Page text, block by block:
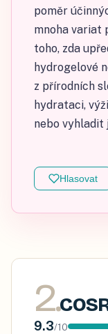
poměr
mnoha variat
toho, zda
hydrogelové
z přírodních
hydrataci,
nebo vyhladit
Hlasovat
2.
9.3/10